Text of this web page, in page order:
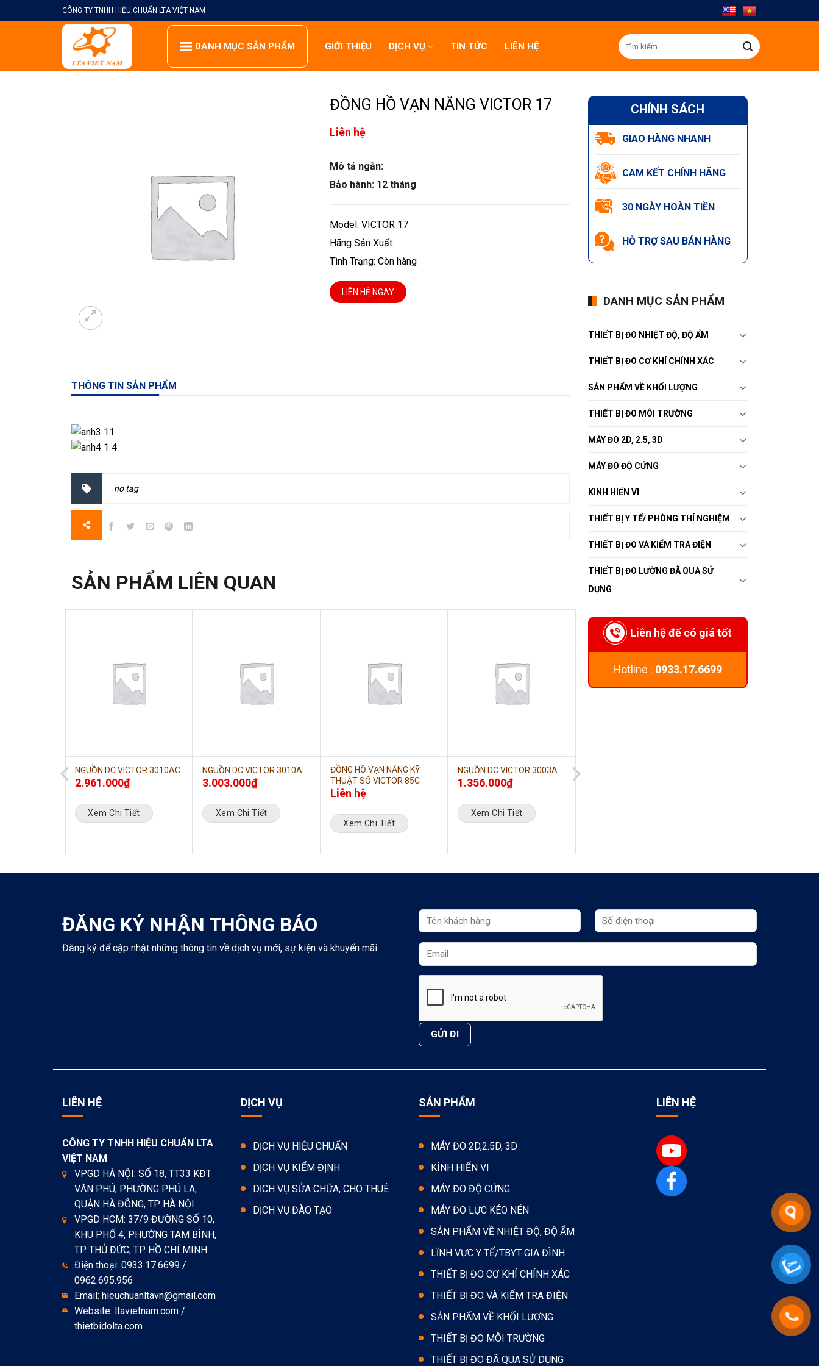
to
CÔNG TY TNHH HIỆU CHUẨN LTA VIỆT NAM
DANH MỤC SẢN PHẨM GIỚI THIỆU DỊCH VỤ TIN TỨC LIÊN HỆ
Tìm
kiếm:
CHÍNH SÁCH
GIAO HÀNG NHANH
CAM KẾT CHÍNH HÃNG
30 NGÀY HOÀN TIỀN
HỖ TRỢ SAU BÁN HÀNG
DANH MỤC SẢN PHẨM
THIẾT BỊ ĐO NHIỆT ĐỘ, ĐỘ ẨM
THIẾT BỊ ĐO CƠ KHÍ CHÍNH XÁC
SẢN PHẨM VỀ KHỐI LƯỢNG
THIẾT BỊ ĐO MÔI TRƯỜNG
MÁY ĐO 2D, 2.5, 3D
MÁY ĐO ĐỘ CỨNG
KINH HIỂN VI
THIẾT BỊ Y TẾ/ PHÒNG THÍ NGHIỆM
THIẾT BỊ ĐO VÀ KIỂM TRA ĐIỆN
THIẾT BỊ ĐO LƯỜNG ĐÃ QUA SỬ
DỤNG
Liên hệ để có giá tốt
Hotline : 0933.17.6699
ĐỒNG HỒ VẠN NĂNG VICTOR 17
Liên hệ
Mô tả ngắn:
Bảo hành: 12 tháng
Model: VICTOR 17
Hãng Sản Xuất:
Tình Trạng: Còn hàng
LIÊN HỆ NGAY
THÔNG TIN SẢN PHẨM
no tag
SẢN PHẨM LIÊN QUAN
NGUỒN DC VICTOR 3010AC
2.961.000₫
Xem Chi Tiết
NGUỒN DC VICTOR 3010A
3.003.000₫
Xem Chi Tiết
ĐỒNG HỒ VẠN NĂNG KỸ
THUẬT SỐ VICTOR 85C
Liên hệ
Xem Chi Tiết
NGUỒN DC VICTOR 3003A
1.356.000₫
Xem Chi Tiết
ĐĂNG KÝ NHẬN THÔNG BÁO
Đăng ký để cập nhật những thông tin về dịch vụ mới, sự kiện và khuyến mãi
LIÊN HỆ
CÔNG TY TNHH HIỆU CHUẨN LTA
VIỆT NAM
VPGD HÀ NỘI: SỐ 18, TT33 KĐT
VĂN PHÚ, PHƯỜNG PHÚ LA,
QUẬN HÀ ĐÔNG, TP HÀ NỘI
VPGD HCM: 37/9 ĐƯỜNG SỐ 10,
KHU PHỐ 4, PHƯỜNG TAM BÌNH,
TP. THỦ ĐỨC, TP. HỒ CHÍ MINH
Điện thoại: 0933.17.6699 /
0962.695.956
Email: hieuchuanltavn@gmail.com
Website: ltavietnam.com /
thietbidolta.com
DỊCH VỤ
DỊCH VỤ HIỆU CHUẨN
DỊCH VỤ KIỂM ĐỊNH
DỊCH VỤ SỬA CHỮA, CHO THUÊ
DỊCH VỤ ĐÀO TẠO
SẢN PHẨM
MÁY ĐO 2D,2.5D, 3D
KÍNH HIỂN VI
MÁY ĐO ĐỘ CỨNG
MÁY ĐO LỰC KÉO NÉN
SẢN PHẨM VỀ NHIỆT ĐỘ, ĐỘ ẨM
LĨNH VỰC Y TẾ/TBYT GIA ĐÌNH
THIẾT BỊ ĐO CƠ KHÍ CHÍNH XÁC
THIẾT BỊ ĐO VÀ KIỂM TRA ĐIỆN
SẢN PHẨM VỀ KHỐI LƯỢNG
THIẾT BỊ ĐO MÔI TRƯỜNG
THIẾT BỊ ĐO ĐÃ QUA SỬ DỤNG
LIÊN HỆ